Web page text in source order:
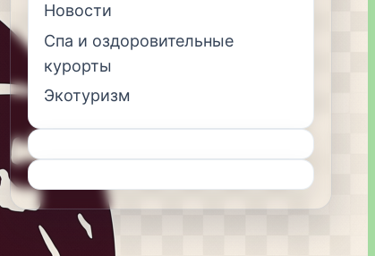
Новости
Спа и оздоровительные
курорты
Экотуризм